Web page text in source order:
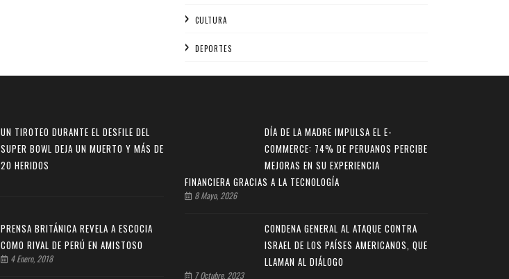
CULTURA
DEPORTES
UN TIROTEO DURANTE EL DESFILE DEL
SUPER BOWL DEJA UN MUERTO Y MÁS DE
20 HERIDOS
DÍA DE LA MADRE IMPULSA EL E-
COMMERCE: 74% DE PERUANOS PERCIBE
MEJORAS EN SU EXPERIENCIA
FINANCIERA GRACIAS A LA TECNOLOGÍA
8 Mayo, 2026
PRENSA BRITÁNICA REVELA A ESCOCIA
COMO RIVAL DE PERÚ EN AMISTOSO
4 Enero, 2018
CONDENA GENERAL AL ATAQUE CONTRA
ISRAEL DE LOS PAÍSES AMERICANOS, QUE
LLAMAN AL DIÁLOGO
7 Octubre, 2023